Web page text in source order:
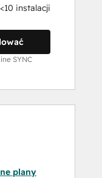
<10 instalacji
SYNC
plany